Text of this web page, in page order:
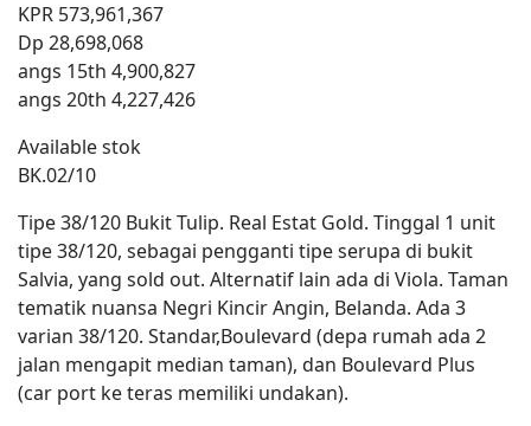
KPR 573,961,367
Dp 28,698,068
angs 15th 4,900,827
angs 20th 4,227,426
Available stok
BK.02/10
Tipe 38/120 Bukit Tulip. Real Estat Gold. Tinggal 1 unit
tipe 38/120, sebagai pengganti tipe serupa di bukit
Salvia, yang sold out. Alternatif lain ada di Viola. Taman
tematik nuansa Negri Kincir Angin, Belanda. Ada 3
varian 38/120. Standar,Boulevard (depa rumah ada 2
jalan mengapit median taman), dan Boulevard Plus
(car port ke teras memiliki undakan).